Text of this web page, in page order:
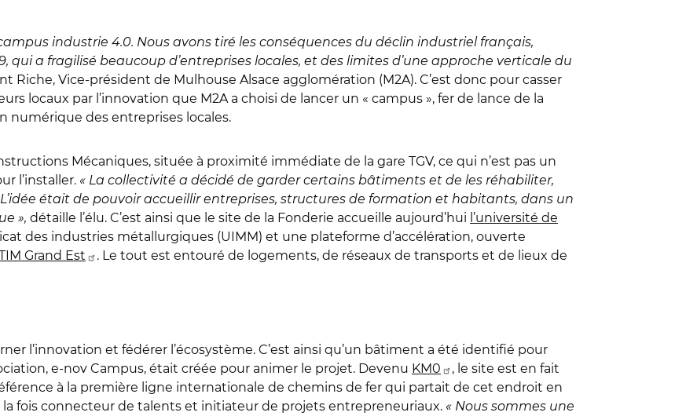
campus industrie 4.0. Nous avons tiré les conséquences du déclin industriel français,
a fragilisé beaucoup d’entreprises locales, et des limites d’une approche verticale du
Riche, Vice-président de Mulhouse Alsace agglomération (M2A). C’est donc pour casser
locaux par l’innovation que M2A a choisi de lancer un « campus », fer de lance de la
numérique des entreprises locales.
Mécaniques, située à proximité immédiate de la gare TGV, ce qui n’est pas un
l’installer. « La collectivité a décidé de garder certains bâtiments et de les réhabiliter,
était de pouvoir accueillir entreprises, structures de formation et habitants, dans un
», détaille l’élu. C’est ainsi que le site de la Fonderie accueille aujourd’hui l’université de
des industries métallurgiques (UIMM) et une plateforme d’accélération, ouverte
Grand Est
. Le tout est entouré de logements, de réseaux de transports et de lieux de
l’innovation et fédérer l’écosystème. C’est ainsi qu’un bâtiment a été identifié pour
e-nov Campus, était créée pour animer le projet. Devenu KM0
, le site est en fait
à la première ligne internationale de chemins de fer qui partait de cet endroit en
la fois connecteur de talents et initiateur de projets entrepreneuriaux. « Nous sommes une